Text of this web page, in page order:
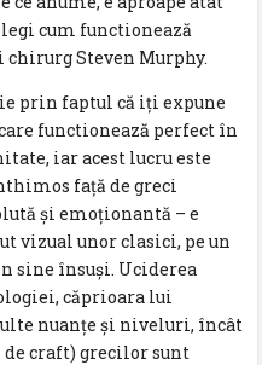
cum functionează
Steven Murphy.
prin faptul că iţi expune
functionează perfect în
iar acest lucru este
faţă de greci
şi emoţionantă – e
vizual unor clasici, pe un
sine însuşi. Uciderea
căprioara lui
nuanţe şi niveluri, încât
craft) grecilor sunt